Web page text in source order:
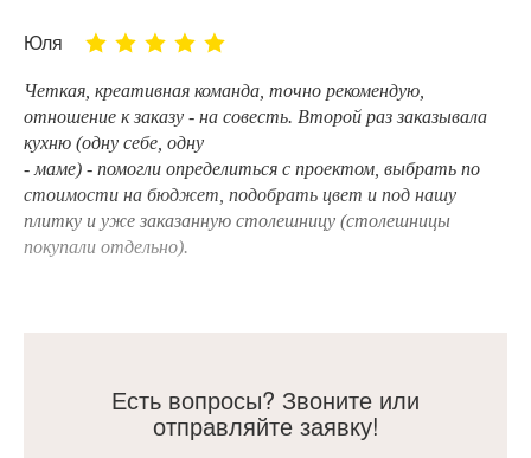
Юля
Четкая, креативная команда, точно рекомендую,
отношение к заказу - на совесть. Второй раз заказывала
кухню (одну себе, одну
- маме) - помогли определиться с проектом, выбрать по
стоимости на бюджет, подобрать цвет и под нашу
плитку и уже заказанную столешницу (столешницы
покупали отдельно).
Есть вопросы? Звоните или
отправляйте заявку!